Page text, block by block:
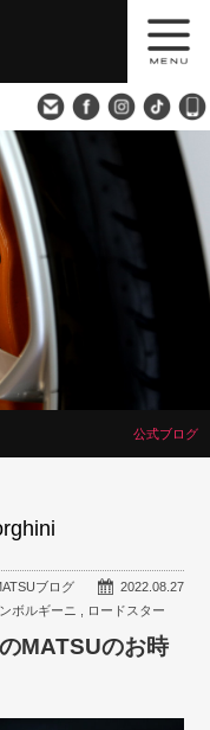
公式ブログ
2022.08.27
ブログ
ボルギーニ ロードスター
MATSUのお時